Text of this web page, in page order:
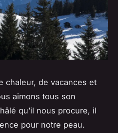
chaleur, de vacances et
aimons tous son
qu’il nous procure, il
pour notre peau.